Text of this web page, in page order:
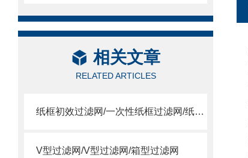
相关文章
RELATED ARTICLES
纸框初效过滤网/一次性纸框过滤网/纸框过滤网
V型过滤网/V型过滤网/箱型过滤网